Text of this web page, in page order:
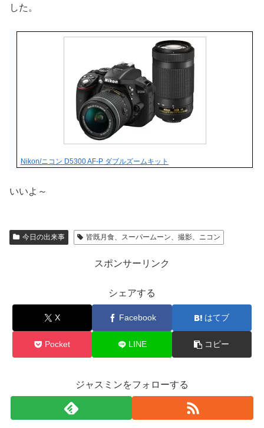
した。
Nikon/ニコン D5300 AF-P ダブルズームキット
いいよ～
今日の出来事 皆既月食、スーパームーン、撮影、ニコン
スポンサーリンク
シェアする
X Facebook はてブ
Pocket LINE コピー
ジャスミンをフォローする